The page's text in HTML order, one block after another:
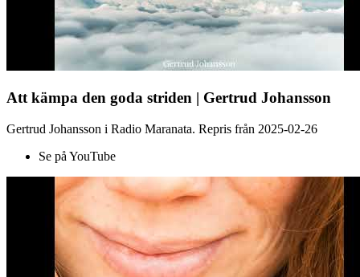
Att kämpa den goda striden | Gertrud Johansson
Gertrud Johansson i Radio Maranata. Repris från 2025-02-26
Se på YouTube